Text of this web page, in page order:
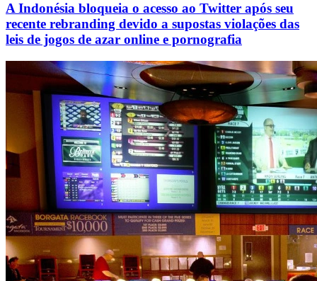
A Indonésia bloqueia o acesso ao Twitter após seu
recente rebranding devido a supostas violações das
leis de jogos de azar online e pornografia